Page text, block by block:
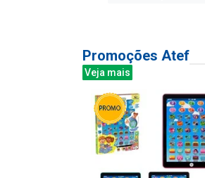
Promoções Atef
Veja mais